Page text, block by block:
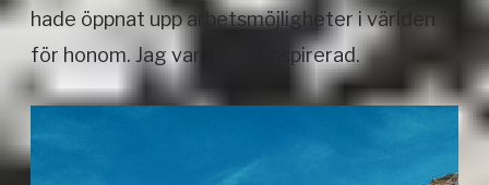
hade öppnat upp arbetsmöjligheter i världen
för honom. Jag var direkt inspirerad.